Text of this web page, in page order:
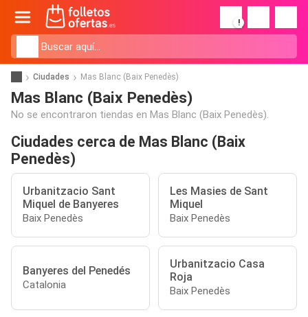
!
Ciudades Mas Blanc (Baix Penedès)
Mas Blanc (Baix Penedès)
No se encontraron tiendas en Mas Blanc (Baix Penedès).
Ciudades cerca de Mas Blanc (Baix
Penedès)
Urbanitzacio Sant
Miquel de Banyeres
Baix Penedès
Les Masies de Sant
Miquel
Baix Penedès
Banyeres del Penedés
Catalonia
Urbanitzacio Casa
Roja
Baix Penedès